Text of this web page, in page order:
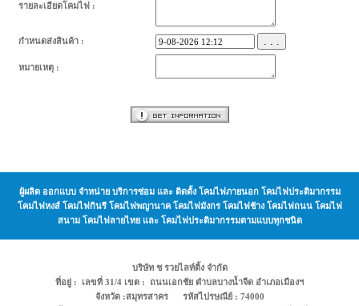
รายละเอียดโคมไฟ :
กำหนดส่งสินค้า : . . .
หมายเหตุ :
ผู้ผลิต ออกแบบ จำหน่าย บริการซ่อม และ ติดตั้ง โคมไฟภายนอก โคมไฟประติมากรรม
โคมไฟหงส์ โคมไฟกินรี โคมไฟพญานาค โคมไฟมังกร โคมไฟช้าง โคมไฟถนน โคมไฟ
สนาม โคมไฟลายไทย และ โคมไฟประติมากรรมตามแบบทุกชนิด
บริษัท ช รวยไลท์ติ้ง จำกัด
ที่อยู่ : เลขที่ 31/4 เขต : ถนนเอกชัย ตำบลบางน้ำจืด อำเภอเมืองฯ
จังหวัด :สมุทรสาคร รหัสไปรษณีย์ : 74000